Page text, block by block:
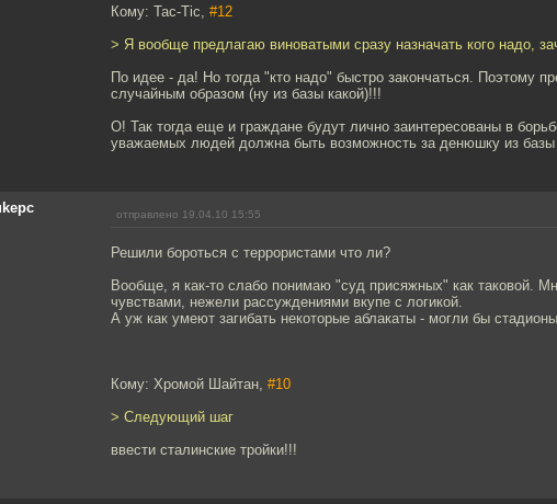
Кому: Tac-Tic, #12
> Я вообще предлагаю виноватыми сразу назначать кого надо,
По идее - да! Но тогда "кто надо" быстро закончаться. Поэтому
случайным образом (ну из базы какой)!!!
О! Так тогда еще и граждане будут лично заинтересованы в
уважаемых людей должна быть возможность за денюшку из
отправлено 19.04.10 15:55
Решили бороться с террористами что ли?
Вообще, я как-то слабо понимаю "суд присяжных" как таковой.
чувствами, нежели рассуждениями вкупе с логикой.
А уж как умеют загибать некоторые аблакаты - могли бы
Кому: Хромой Шайтан, #10
> Следующий шаг
ввести сталинские тройки!!!